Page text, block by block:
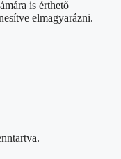
is érthető
elmagyarázni.